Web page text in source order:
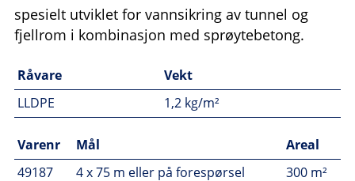
spesielt utviklet for vannsikring av tunnel og
fjellrom i kombinasjon med sprøytebetong.
Råvare
Vekt
LLDPE
1,2 kg/m²
Varenr Mål
Areal
49187
4 x 75 m eller på forespørsel 300 m²